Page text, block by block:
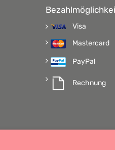
Visa
Mastercard
PayPal
Rechnung
Remedia Homöopathie